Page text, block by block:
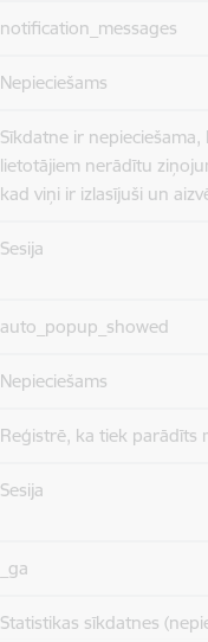
notification_messages
Nepieciešams
Sīkdatne ir nepieciešama,
lietotājiem nerādītu
kad viņi ir izlasījuši un
Sesija
auto_popup_showed
Nepieciešams
Reģistrē, ka tiek parādīts
Sesija
_ga
Statistikas sīkdatnes